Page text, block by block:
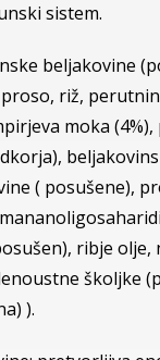
sistem.
beljakovine
riž,
moka
( posušene),
ribje olje,
školjke
).